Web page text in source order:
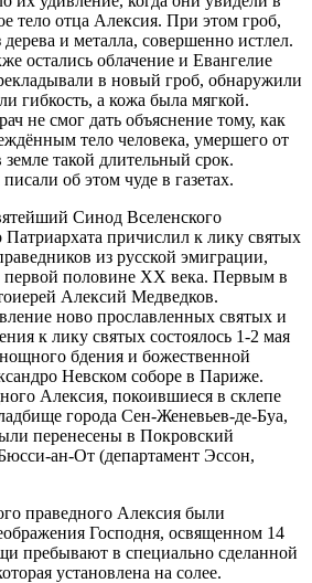
тело отца Алексия. При этом гроб,
и металла, совершенно истлел.
остались облачение и Евангелие
в новый гроб, обнаружили
гибкость, а кожа была мягкой.
не смог дать объяснение тому, как
тело человека, умершего от
такой длительный срок.
об этом чуде в газетах.
Синод Вселенского
Патриархата причислил к лику святых
из русской эмиграции,
половине ХХ века. Первым в
Алексий Медведков.
ново прославленных святых и
к лику святых состоялось 1-2 мая
бдения и божественной
Невском соборе в Париже.
Алексия, покоившиеся в склепе
города Сен-Женевьев-де-Буа,
перенесены в Покровский
ан-От (департамент Эссон,
праведного Алексия были
Господня, освященном 14
пребывают в специально сделанной
установлена на солее.